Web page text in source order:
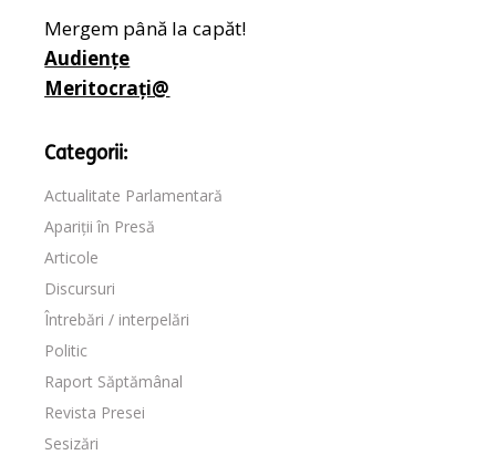
Mergem până la capăt!
Audiențe
Meritocrați@
Categorii:
Actualitate Parlamentară
Apariții în Presă
Articole
Discursuri
Întrebări / interpelări
Politic
Raport Săptămânal
Revista Presei
Sesizări